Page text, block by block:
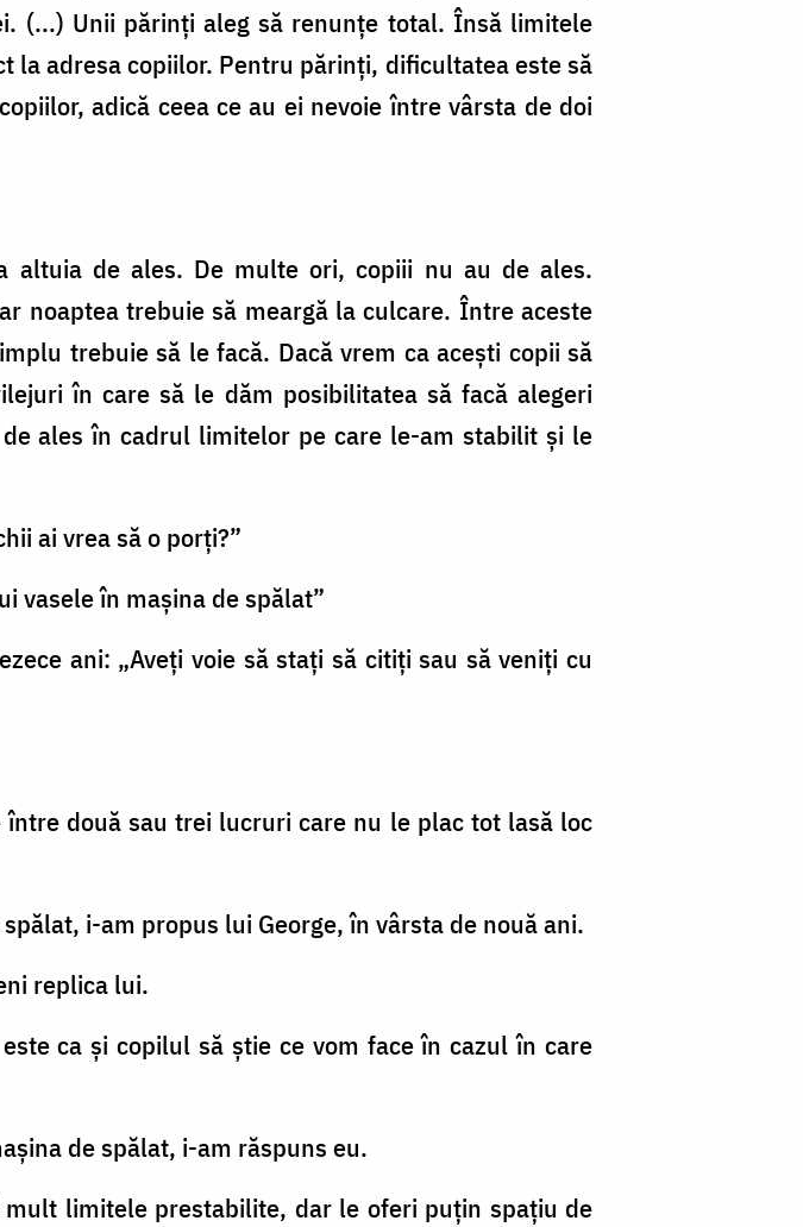
(...) Unii părinți aleg să renunțe total. Însă limitele
la adresa copiilor. Pentru părinți, dificultatea este să
adică ceea ce au ei nevoie între vârsta de doi
de ales. De multe ori, copiii nu au de ales.
noaptea trebuie să meargă la culcare. Între aceste
trebuie să le facă. Dacă vrem ca acești copii să
în care să le dăm posibilitatea să facă alegeri
ales în cadrul limitelor pe care le-am stabilit și le
ai vrea să o porți?”
vasele în mașina de spălat”
ani: „Aveți voie să stați să citiți sau să veniți cu
două sau trei lucruri care nu le plac tot lasă loc
i-am propus lui George, în vârsta de nouă ani.
replica lui.
ca și copilul să știe ce vom face în cazul în care
de spălat, i-am răspuns eu.
limitele prestabilite, dar le oferi puțin spațiu de